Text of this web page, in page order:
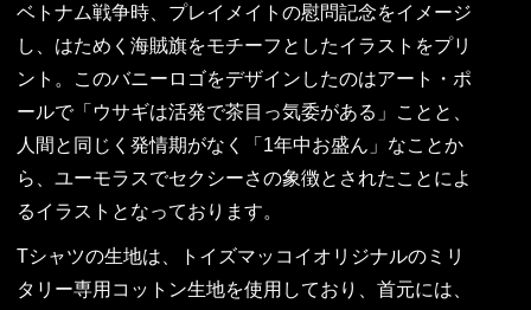
ベトナム戦争時、プレイメイトの慰問記念をイメージ
し、はためく海賊旗をモチーフとしたイラストをプリ
ント。このバニーロゴをデザインしたのはアート・ポ
ールで「ウサギは活発で茶目っ気委がある」ことと、
人間と同じく発情期がなく「1年中お盛ん」なことか
ら、ユーモラスでセクシーさの象徴とされたことによ
るイラストとなっております。
Tシャツの生地は、トイズマッコイオリジナルのミリ
タリー専用コットン生地を使用しており、首元には、